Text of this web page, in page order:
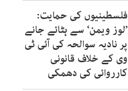
فلسطینیوں کی حمایت:
’لوز ویمن‘ سے ہٹائے جانے
پر نادیہ سوالحہ کی آئی ٹی
وی کے خلاف قانونی
کارروائی کی دھمکی